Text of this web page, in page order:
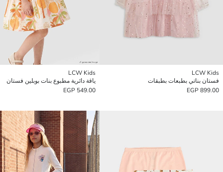
LCW Kids
فستان بناتي بطبعات بطبقات
899.00 EGP
LCW Kids
ياقة دائرية مطبوع بنات بوبلين فستان
549.00 EGP